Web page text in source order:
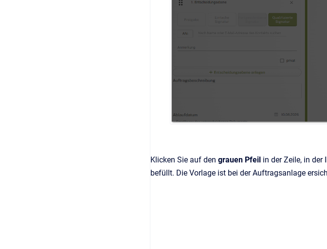
Klicken Sie auf den grauen Pfeil in der Zeile, in der
befüllt. Die Vorlage ist bei der Auftragsanlage